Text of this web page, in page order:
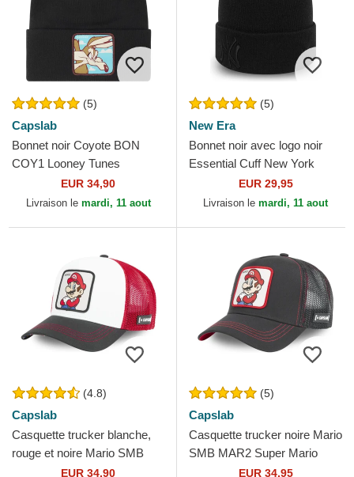
(5)
Capslab
Bonnet noir Coyote BON
COY1 Looney Tunes
EUR 34,90
Livraison le mardi, 11 aout
(5)
New Era
Bonnet noir avec logo noir
Essential Cuff New York
Yankees MLB New Era
EUR 29,95
Livraison le mardi, 11 aout
(4.8)
Capslab
Casquette trucker blanche,
rouge et noire Mario SMB
MAR Super Mario Bros.
EUR 34,90
(5)
Capslab
Casquette trucker noire Mario
SMB MAR2 Super Mario
Bros. CapslabEUR 34,95